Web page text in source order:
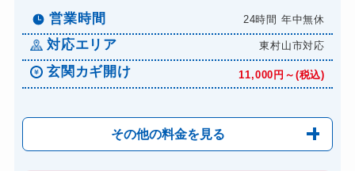
営業時間 24時間 年中無休
対応エリア 東村山市対応
玄関カギ開け 11,000円～(税込)
その他の料金を見る